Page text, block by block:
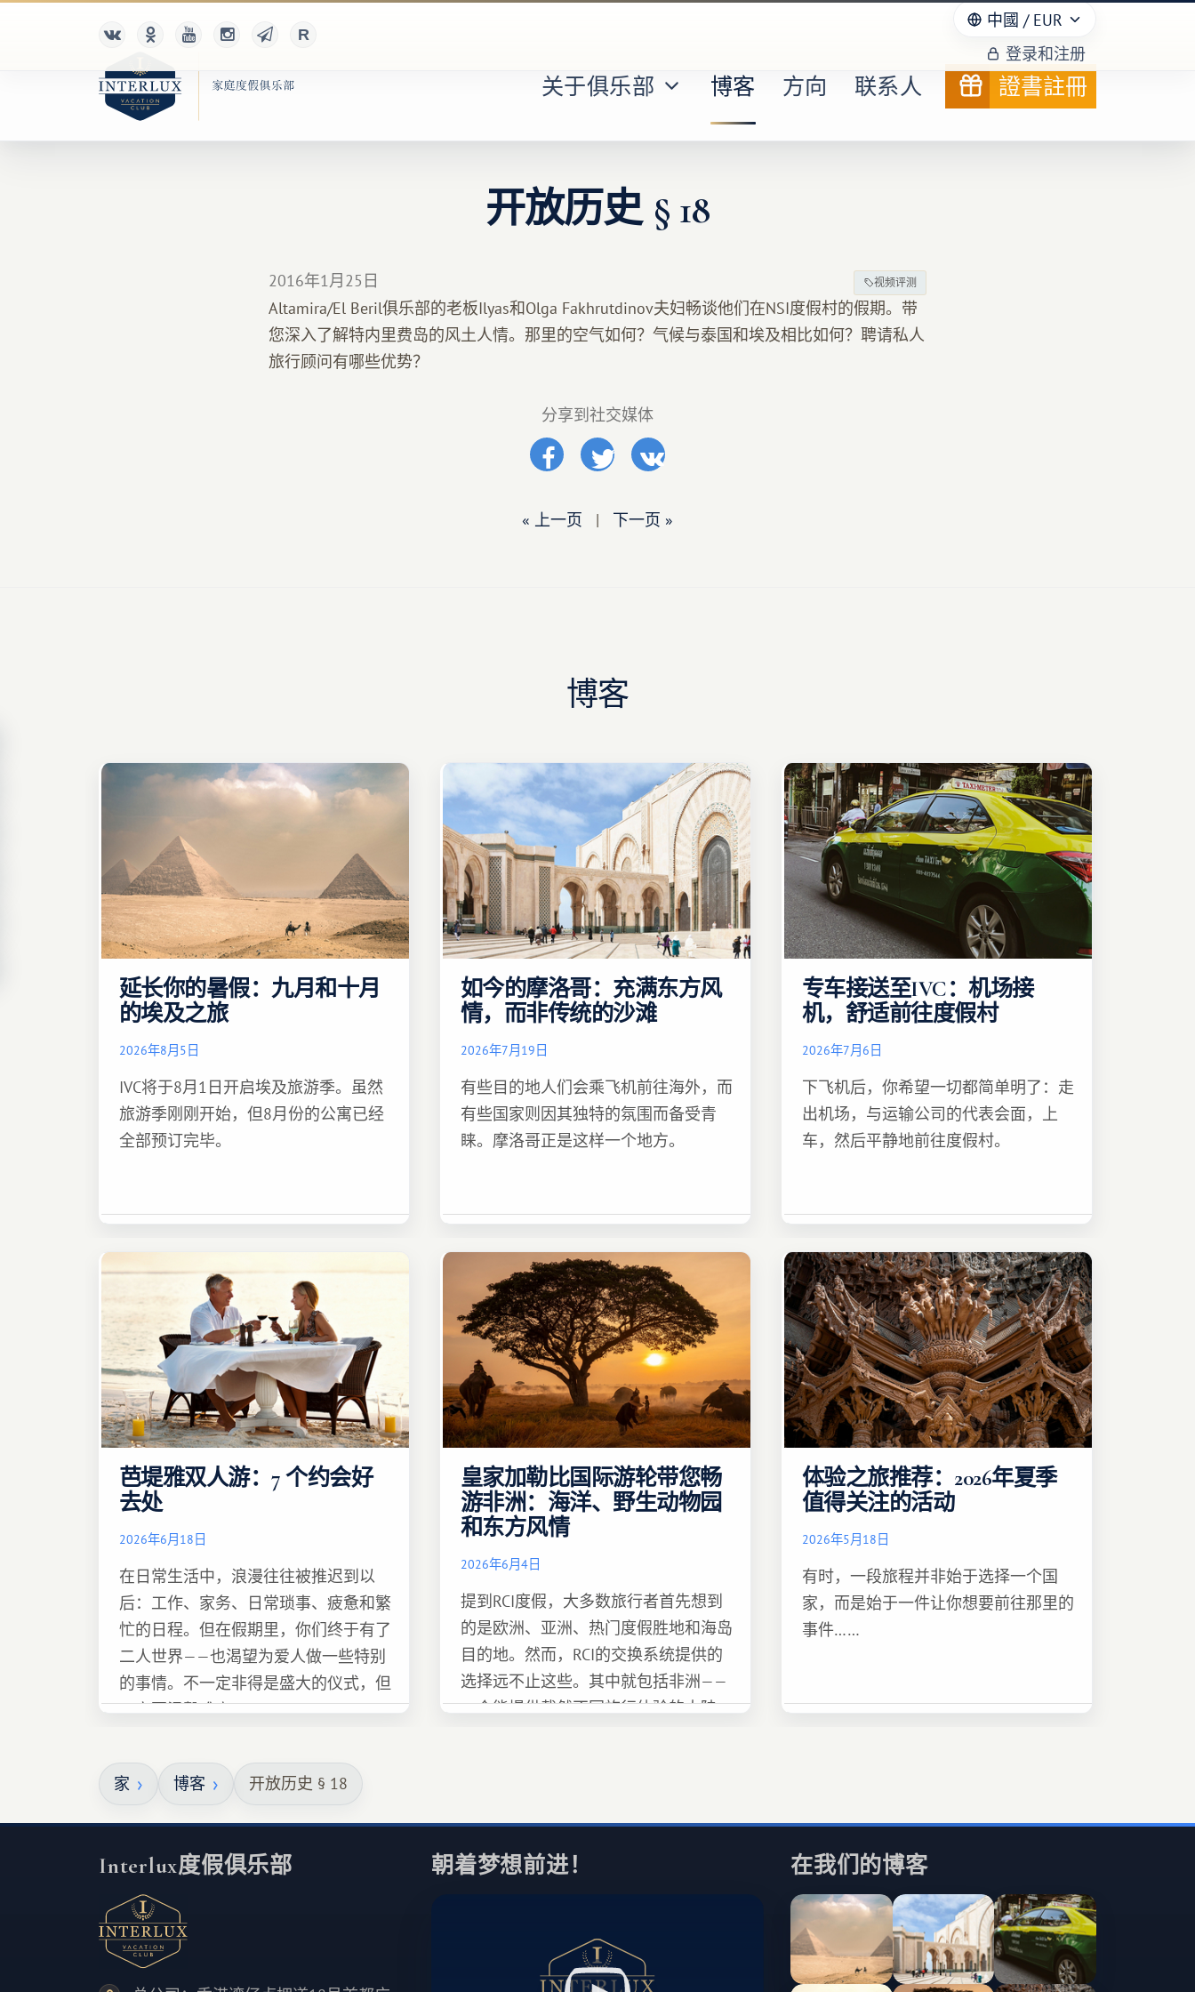
中國 / EUR
登录和注册
关于俱乐部 博客 方向 联系人 證書註冊
开放历史 § 18
2016年1月25日 视频评测
Altamira/El Beril俱乐部的老板Ilyas和Olga Fakhrutdinov夫妇畅谈他们在NSI度假村的假期。带
您深入了解特内里费岛的风土人情。那里的空气如何？气候与泰国和埃及相比如何？聘请私人
旅行顾问有哪些优势？
分享到社交媒体
« 上一页 | 下一页 »
博客
延长你的暑假：九月和十月
的埃及之旅
2026年8月5日
IVC将于8月1日开启埃及旅游季。虽然
旅游季刚刚开始，但8月份的公寓已经
全部预订完毕。
如今的摩洛哥：充满东方风
情，而非传统的沙滩
2026年7月19日
有些目的地人们会乘飞机前往海外，而
有些国家则因其独特的氛围而备受青
睐。摩洛哥正是这样一个地方。
专车接送至IVC：机场接
机，舒适前往度假村
2026年7月6日
下飞机后，你希望一切都简单明了：走
出机场，与运输公司的代表会面，上
车，然后平静地前往度假村。
芭堤雅双人游：7 个约会好
去处
2026年6月18日
在日常生活中，浪漫往往被推迟到以
后：工作、家务、日常琐事、疲惫和繁
忙的日程。但在假期里，你们终于有了
二人世界——也渴望为爱人做一些特别
的事情。不一定非得是盛大的仪式，但
一定要温馨难忘 :)
皇家加勒比国际游轮带您畅
游非洲：海洋、野生动物园
和东方风情
2026年6月4日
提到RCI度假，大多数旅行者首先想到
的是欧洲、亚洲、热门度假胜地和海岛
目的地。然而，RCI的交换系统提供的
选择远不止这些。其中就包括非洲——
一个能提供截然不同旅行体验的大陆。
体验之旅推荐：2026年夏季
值得关注的活动
2026年5月18日
有时，一段旅程并非始于选择一个国
家，而是始于一件让你想要前往那里的
事件……
家 博客 开放历史 § 18
Interlux度假俱乐部 朝着梦想前进！ 在我们的博客